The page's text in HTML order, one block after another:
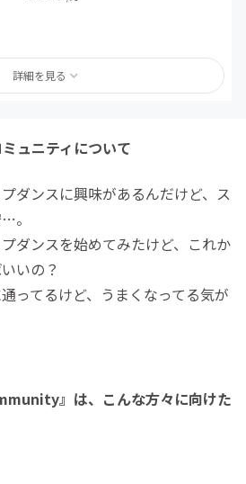
詳細を見る
ュニティについて
ダンスに興味があるんだけど、ス
。
プダンスを始めてみたけど、これか
いの？
ってるけど、うまくなってる気が
』は、こんな方々に向けた